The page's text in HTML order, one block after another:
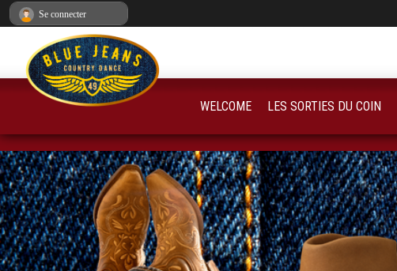
WELCOME LES SORTIES DU COIN
Se connecter
Panneau de gestion des cookies